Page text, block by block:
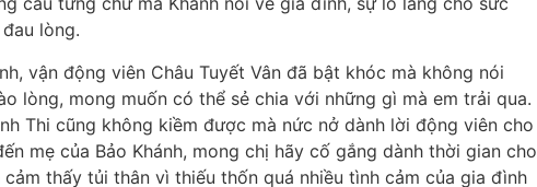
lòng.
vận động viên Châu Tuyết Vân đã bật khóc mà không nói
lòng, mong muốn có thể sẻ chia với những gì mà em trải qua.
Thi cũng không kiềm được mà nức nở dành lời động viên cho
mẹ của Bảo Khánh, mong chị hãy cố gắng dành thời gian cho
thấy tủi thân vì thiếu thốn quá nhiều tình cảm của gia đình